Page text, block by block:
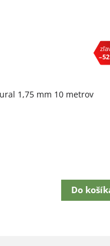
1,75 mm 10 metrov
Do